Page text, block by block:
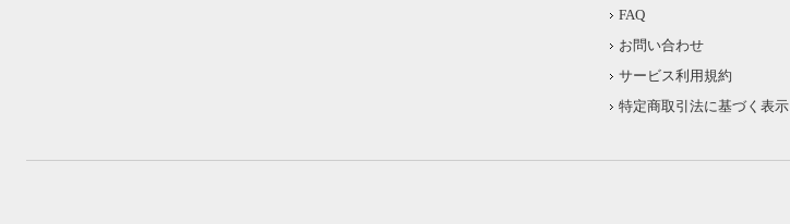
FAQ
お問い合わせ
サービス利用規約
特定商取引法に基づく表示